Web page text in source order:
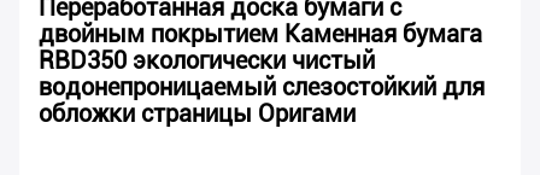
Переработанная доска бумаги с
двойным покрытием Каменная бумага
RBD350 экологически чистый
водонепроницаемый слезостойкий для
обложки страницы Оригами